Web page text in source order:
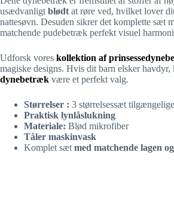
usædvanligt blødt at røre ved, hvilket lover
nattesøvn. Desuden sikrer det komplette sæt
matchende pudebetræk perfekt visuel
Udforsk vores kollektion af
magiske designs. Hvis dit barn elsker havdyr,
dynebetræk være et perfekt valg.
Størrelser : 3 størrelsessæt tilgængelige
Praktisk lynlåslukning
Materiale: Blød mikrofiber
Tåler maskinvask
Komplet sæt med matchende lagen